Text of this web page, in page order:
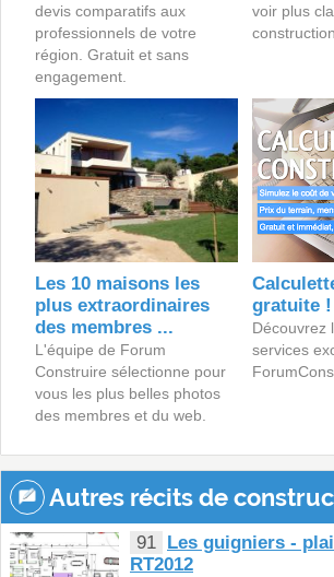
devis comparatifs aux
professionnels de votre
région. Gratuit et sans
engagement.
voir plus
Les 10 maisons les
plus extraordinaires
des membres ...
L'équipe de Forum
Construire sélectionne pour
vous les plus belles photos
des membres et du web.
gratuite !
Découvrez
services
Autres récits de
91
Les guigniers -
RT2012